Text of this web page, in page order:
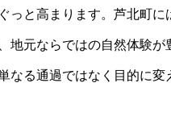
っと高まります。芦北町に
地元ならではの自然体験が
なる通過ではなく目的に変